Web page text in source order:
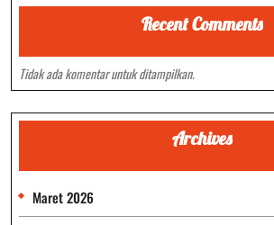
Recent Comments
Tidak ada komentar untuk ditampilkan.
Archives
Maret 2026